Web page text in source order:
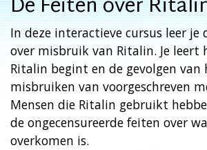
In deze interactieve cursus leer je
over misbruik van Ritalin. Je leert
Ritalin begint en de gevolgen van
misbruiken van voorgeschreven
Mensen die Ritalin gebruikt
de ongecensureerde feiten over
overkomen is.